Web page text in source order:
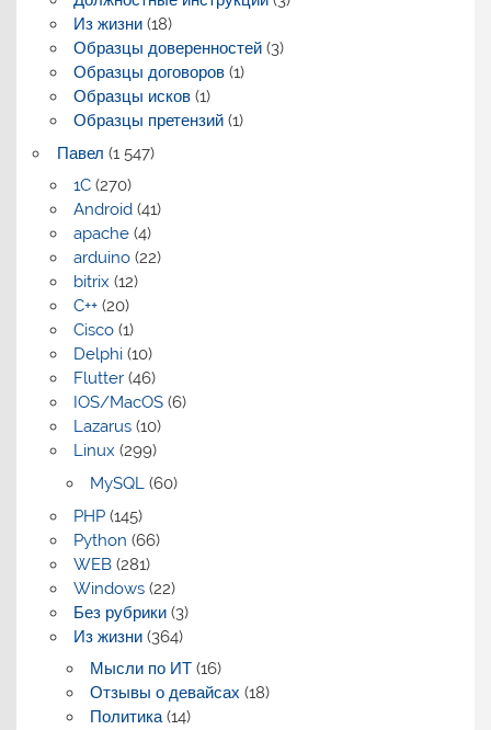
Из жизни(18)
Образцы доверенностей(3)
Образцы договоров(1)
Образцы исков(1)
Образцы претензий(1)
Павел (1 547)
1C(270)
Android(41)
apache(4)
arduino(22)
bitrix (12)
C++(20)
Cisco(1)
Delphi(10)
Flutter(46)
IOS/MacOS(6)
Lazarus(10)
Linux (299)
MySQL(60)
PHP(145)
Python (66)
WEB(281)
Windows(22)
Без рубрики(3)
Из жизни(364)
Мысли по ИТ(16)
Отзывы о девайсах (18)
Политика(14)